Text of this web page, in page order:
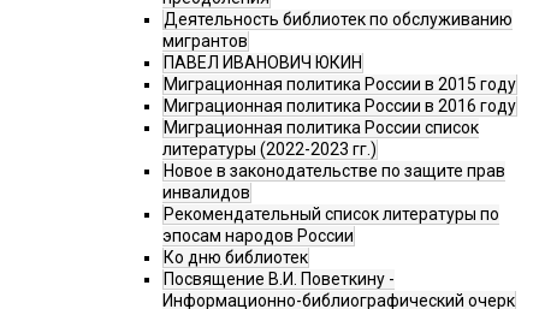
Деятельность библиотек по обслуживанию
мигрантов
ПАВЕЛ ИВАНОВИЧ ЮКИН
Миграционная политика России в 2015 году
Миграционная политика России в 2016 году
Миграционная политика России список
литературы (2022-2023 гг.)
Новое в законодательстве по защите прав
инвалидов
Рекомендательный список литературы по
эпосам народов России
Ко дню библиотек
Посвящение В.И. Поветкину -
Информационно-библиографический очерк